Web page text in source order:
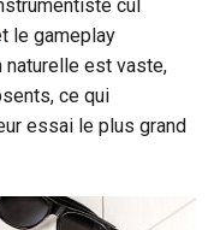
cul
le gameplay
naturelle est vaste,
ce qui
essai le plus grand